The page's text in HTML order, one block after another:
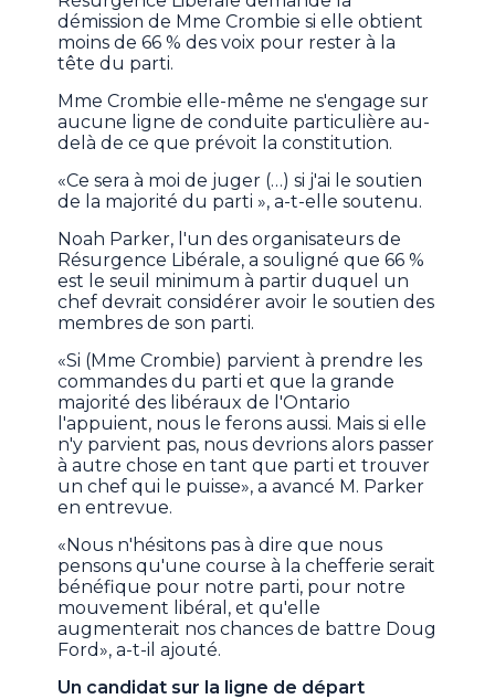
démission de Mme Crombie si elle obtient
moins de 66 % des voix pour rester à la
tête du parti.
Mme Crombie elle-même ne s'engage sur
aucune ligne de conduite particulière au-
delà de ce que prévoit la constitution.
«Ce sera à moi de juger (…) si j'ai le soutien
de la majorité du parti », a-t-elle soutenu.
Noah Parker, l'un des organisateurs de
Résurgence Libérale, a souligné que 66 %
est le seuil minimum à partir duquel un
chef devrait considérer avoir le soutien des
membres de son parti.
«Si (Mme Crombie) parvient à prendre les
commandes du parti et que la grande
majorité des libéraux de l'Ontario
l'appuient, nous le ferons aussi. Mais si elle
n'y parvient pas, nous devrions alors passer
à autre chose en tant que parti et trouver
un chef qui le puisse», a avancé M. Parker
en entrevue.
«Nous n'hésitons pas à dire que nous
pensons qu'une course à la chefferie serait
bénéfique pour notre parti, pour notre
mouvement libéral, et qu'elle
augmenterait nos chances de battre Doug
Ford», a-t-il ajouté.
Un candidat sur la ligne de départ